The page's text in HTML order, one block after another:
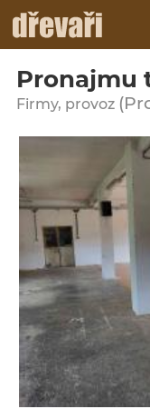
Pronajmu
Firmy, provoz